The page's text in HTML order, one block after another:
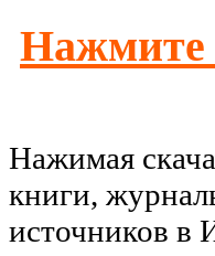
Нажмите
Нажимая
книги,
источников в